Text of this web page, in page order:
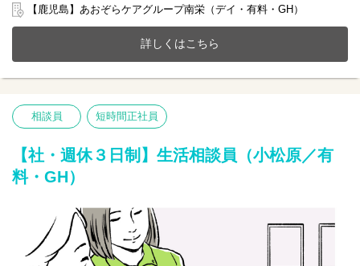
働きませんか？
20～70代まで幅広い年齢層の方が活躍中です。
今までのご経験やスキルを当社で発揮して頂ける方を募集してい
【仕事内容】相談業務全般 ※夜勤は希望者のみ
〇入所退所手続
〇介助サポートなど
★
【鹿児島】あおぞらケアグループ南栄（デイ・有料・GH）
詳しくはこちら
相談員 短時間正社員
【社・週休３日制】生活相談員（小松原／有
料・GH）